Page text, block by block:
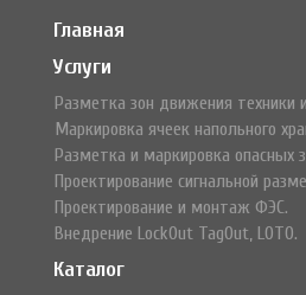
Главная
Услуги
Разметка зон движения техники
Маркировка ячеек напольного
Разметка и маркировка опасных
Проектирование сигнальной
Проектирование и монтаж ФЭС.
Внедрение LockOut TagOut, LOTO.
Каталог